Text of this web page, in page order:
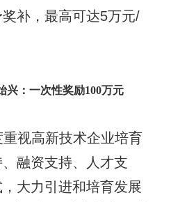
补，最高可达5万元/
兴：一次性奖励100万元
视高新技术企业培育
融资支持、人才支
大力引进和培育发展